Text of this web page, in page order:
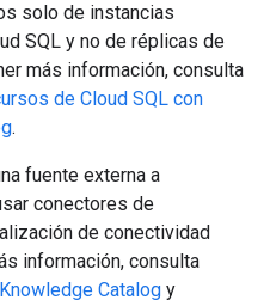
solo de instancias
SQL y no de réplicas de
más información, consulta
de Cloud SQL con
.
fuente externa a
conectores de
de conectividad
información, consulta
Catalog y